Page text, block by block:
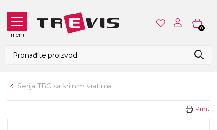
meni
0
Serija TRC sa krilnim vratima
Print